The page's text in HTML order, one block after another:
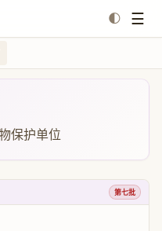
🌓 ☰
保护单位
第七批